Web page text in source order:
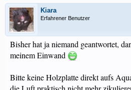
Kiara
Erfahrener Benutzer
Bisher hat ja niemand geantwortet,
meinem Einwand
Bitte keine Holzplatte direkt aufs